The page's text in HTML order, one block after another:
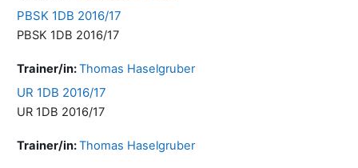
PBSK 1DB 2016/17
PBSK 1DB 2016/17
Trainer/in:Thomas Haselgruber
UR 1DB 2016/17
UR 1DB 2016/17
Trainer/in:Thomas Haselgruber